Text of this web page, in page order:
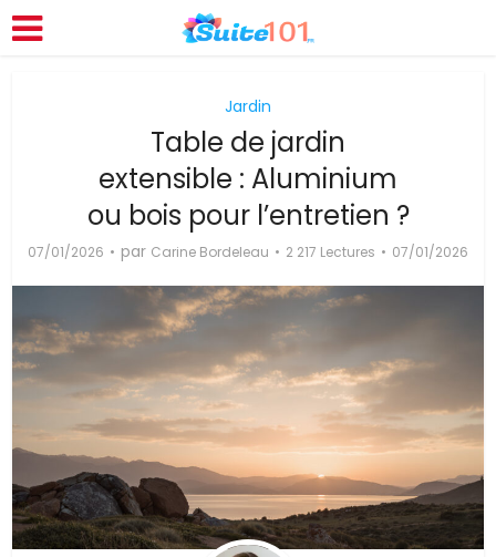
Jardin
Table de jardin
extensible : Aluminium
ou bois pour l’entretien ?
07/01/2026 par Carine Bordeleau 2 217 Lectures 07/01/2026